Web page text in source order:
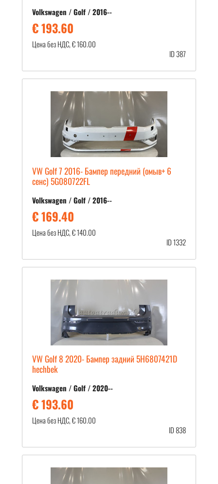
Volkswagen / Golf / 2016--
€ 193.60
Цена без НДС, € 160.00
ID 387
VW Golf 7 2016- Бампер передний (омыв+ 6
сенс) 5G080722FL
Volkswagen / Golf / 2016--
€ 169.40
Цена без НДС, € 140.00
ID 1332
VW Golf 8 2020- Бампер задний 5H6807421D
hechbek
Volkswagen / Golf / 2020--
€ 193.60
Цена без НДС, € 160.00
ID 838